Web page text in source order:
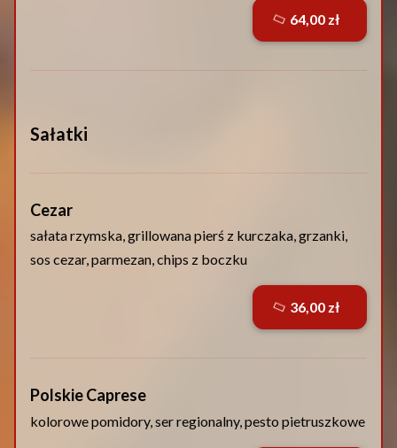
Sałatki
Cezar
sałata rzymska, grillowana pierś z kurczaka, grzanki,
sos cezar, parmezan, chips z boczku
Polskie Caprese
kolorowe pomidory, ser regionalny, pesto pietruszkowe